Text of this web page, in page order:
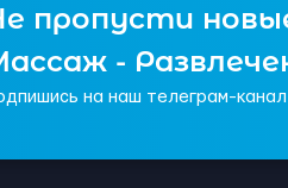
пропусти
-
на наш телеграм-